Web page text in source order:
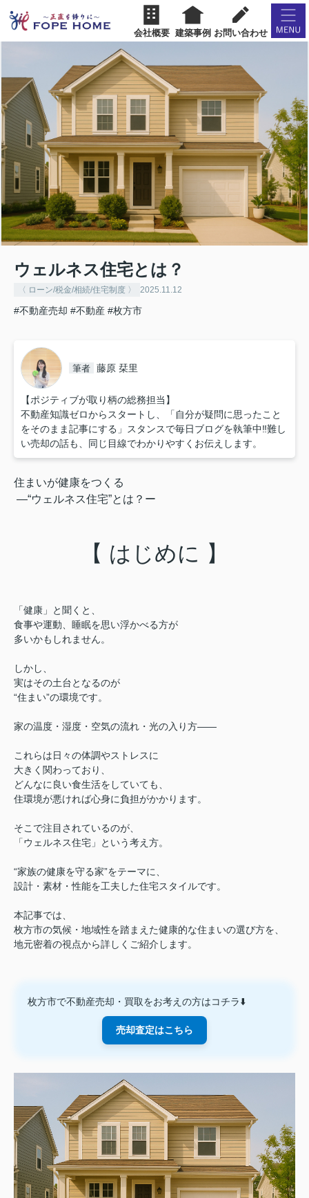
会社概要 建築事例 お問い合わせ
ウェルネス住宅とは？
〈 ローン/税金/相続/住宅制度 〉 2025.11.12
#不動産売却 #不動産 #枚方市
筆者 藤原 栞里
【ポジティブが取り柄の総務担当】
不動産知識ゼロからスタートし、「自分が疑問に思ったこと
をそのまま記事にする」スタンスで毎日ブログを執筆中‼︎難し
い売却の話も、同じ目線でわかりやすくお伝えします。
住まいが健康をつくる
―“ウェルネス住宅”とは？ー
【 はじめに 】
「健康」と聞くと、
食事や運動、睡眠を思い浮かべる方が
多いかもしれません。
しかし、
実はその土台となるのが
“住まい”の環境です。
家の温度・湿度・空気の流れ・光の入り方――
これらは日々の体調やストレスに
大きく関わっており、
どんなに良い食生活をしていても、
住環境が悪ければ心身に負担がかかります。
そこで注目されているのが、
「ウェルネス住宅」という考え方。
“家族の健康を守る家”をテーマに、
設計・素材・性能を工夫した住宅スタイルです。
本記事では、
枚方市の気候・地域性を踏まえた健康的な住まいの選び方を、
地元密着の視点から詳しくご紹介します。
枚方市で不動産売却・買取をお考えの方はコチラ⬇️
売却査定はこちら